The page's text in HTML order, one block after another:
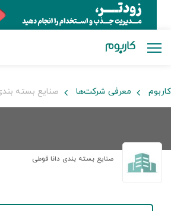
کاربوم معرفی شرکت‌ها صنایع بسته
صنایع بسته بندی دانا قوطی